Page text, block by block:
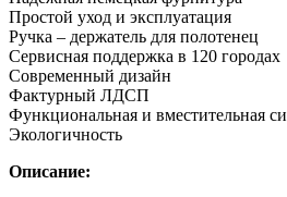
Простой уход и эксплуатация
Ручка – держатель для полотенец
Сервисная поддержка в 120 городах
Современный дизайн
Фактурный ЛДСП
Функциональная и вместительная
Экологичность
Описание: